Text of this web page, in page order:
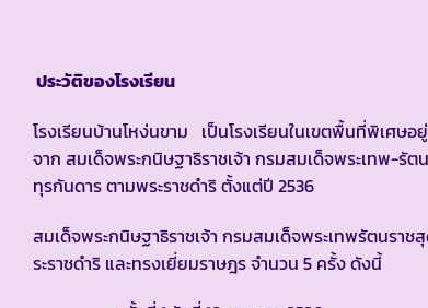
ประวัติของโรงเรียน
โรงเรียนบ้านโหง่นขาม เป็นโรงเรียนในเขตพื้นที่พิเศ
จาก สมเด็จพระกนิษฐาธิราชเจ้า กรมสมเด็จพระเทพ-รัต
ทุรกันดาร ตามพระราชดำริ ตั้งแต่ปี 2536
สมเด็จพระกนิษฐาธิราชเจ้า กรมสมเด็จพระเทพรัตนรา
ระราชดำริ และทรงเยี่ยมราษฎร จำนวน 5 ครั้ง ดังนี้